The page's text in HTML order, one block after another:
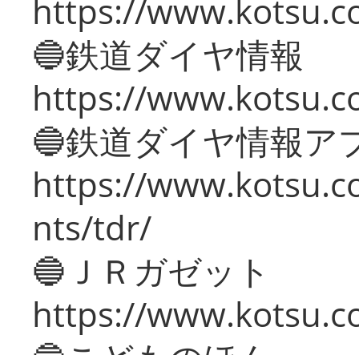
https://
🔵鉄道ダイヤ情報
https://
🔵鉄道ダイヤ情報ア
https://
nts/tdr/
🔵ＪＲガゼット
https://